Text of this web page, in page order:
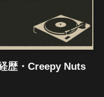
歴・Creepy Nuts